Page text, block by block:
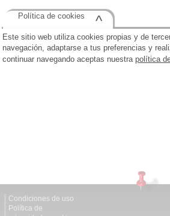
Condiciones de uso
Política de
Este sitio web utiliza cookies propias y de
navegación, adaptarse a tus preferencias y
continuar navegando aceptas nuestrapolítica
Política de cookies ^